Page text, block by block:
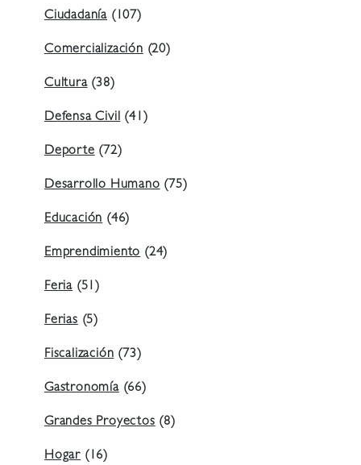
Ciudadanía (107)
Comercialización (20)
Cultura(38)
Defensa Civil (41)
Deporte (72)
Desarrollo Humano (75)
Educación (46)
Emprendimiento (24)
Feria (51)
Ferias (5)
Fiscalización (73)
Gastronomía(66)
Grandes Proyectos (8)
Hogar (16)